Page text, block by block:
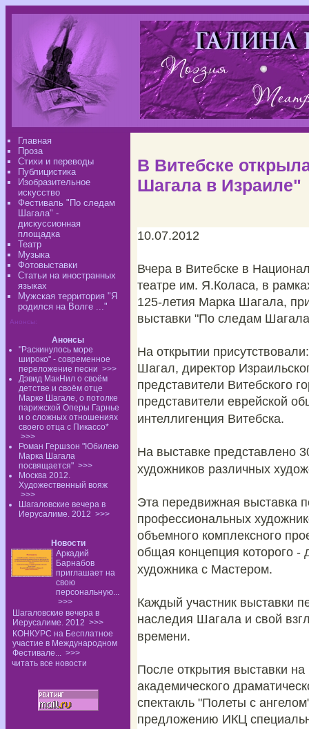
Главная
Проза
Стихи и переводы
Публицистика
Изобразительное
искусство
Фестиваль "По следам
Шагала" -
дискуссионная
площадка
Театр
Музыка
Фотовыставки
Статьи на иностранных
языках
Мужская территория "Я
родился на Волге ..."
Анонсы:
Анонсы
"Раскинулось море
широко" - современное
переложение песни >>>
Дэвид МакНил о своём
детстве и своём отце
Марке Шагале, о потолке
парижской Оперы Гарнье
и о сложных отношениях
своего отца с Пикассо*
>>>
Роман Гершзон "Юбилею
Марка Шагала
посвящается" >>>
Москва 2012.
Художественный вояж
>>>
Шагаловские вечера в
Иерусалиме. 2012 >>>
Новости
Аркадий
Барнабов
приглашает на
свою
персональную...
>>>
Шагаловские вечера в
Иерусалиме. 2012 >>>
КОНКУРС на Бесплатное
участие в Международном
Фестивале... >>>
читать все новости
В Витебске
Шагала в Израиле"
10.07.2012
Вчера в Витебске в
театре им. Я.Коласа, в
125-летия Марка Шагала,
выставки "По следам
На открытии
Шагал, директор
представители Витебского
представители еврейской
интеллигенция Витебска.
На выставке представлено
художников различных
Эта передвижная выставка
профессиональных
объемного комплексного
общая концепция которого -
художника с Мастером.
Каждый участник выставки
наследия Шагала и свой
времени.
После открытия выставки
академического
спектакль "Полеты с
предложению ИКЦ